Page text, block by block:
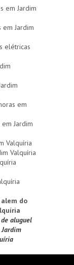
em Jardim
Jardim
elétricas
em
Jardim
Valquíria
Valquíria
do
aluguel